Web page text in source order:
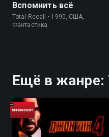
Вспомнить всё
Total Recall • 1990, США,
Фантастика
Ещё в жанре: